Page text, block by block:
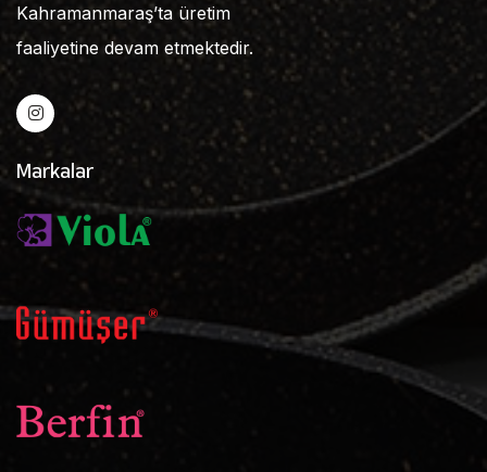
Kahramanmaraş’ta üretim
faaliyetine devam etmektedir.
Markalar